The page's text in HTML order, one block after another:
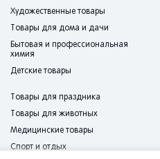
Художественные товары
Товары для дома и дачи
Бытовая и профессиональная
химия
Детские товары
Товары для праздника
Товары для животных
Медицинские товары
Спорт и отдых